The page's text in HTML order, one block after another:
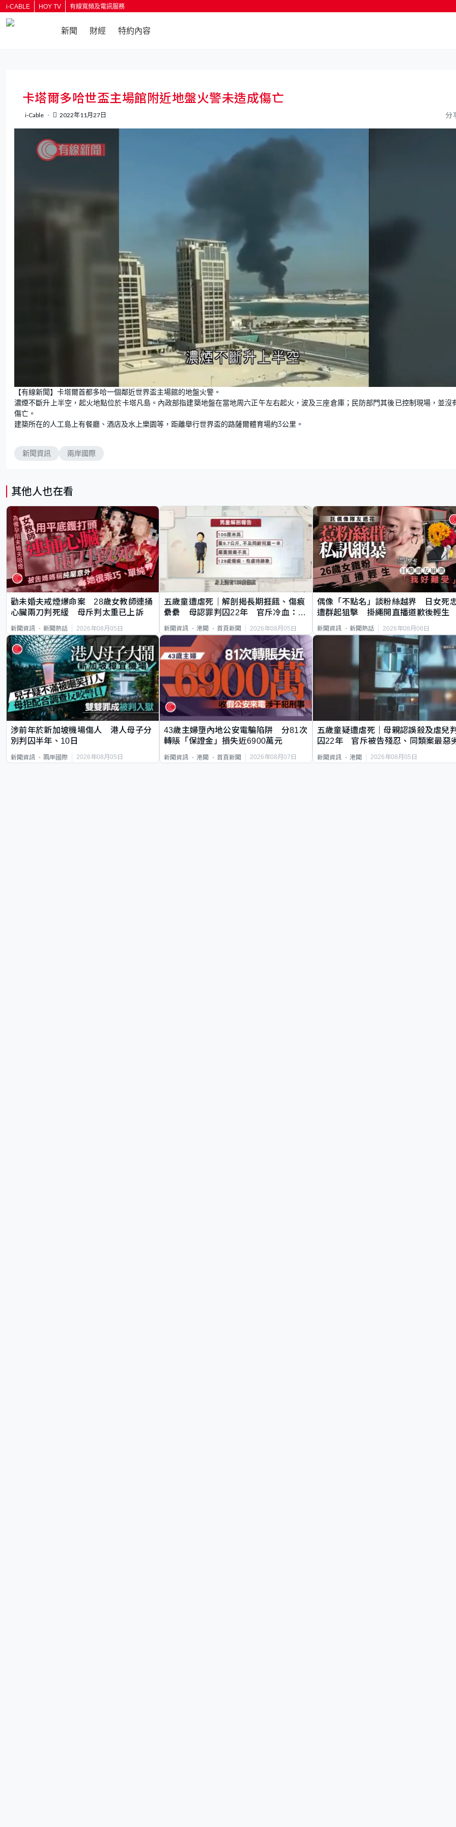
i-CABLE HOY TV 有線寬頻及電訊服務
新聞 財經 特約內容
卡塔爾多哈世盃主場館附近地盤火警未造成傷亡
i-Cable 2022年11月27日 分
n
m
u
t
e
o
e
d
0
0
【有線新聞】卡塔爾首都多哈一個鄰近世界盃主場館的地盤火警。
濃煙不斷升上半空，起火地點位於卡塔凡島。內政部指建築地盤在當地周六正午左右起火，波及三座倉庫；民防部門其後已控制現場，並沒
傷亡。
建築所在的人工島上有餐廳、酒店及水上樂園等，距離舉行世界盃的路薩爾體育場約3公里。
新聞資訊 兩岸國際
其他人也在看
勸未婚夫戒煙爆命案 28歲女教師連捅
心臟兩刀判死緩 母斥判太重已上訴
新聞資訊 新聞熱話 2026年08月05日
五歲童遭虐死｜解剖揭長期捱餓、傷痕
纍纍 母認罪判囚22年 官斥冷血：同
類案最惡劣
新聞資訊 港聞 首頁新聞 2026年08月05日
偶像「不點名」談粉絲越界 日女死
遭群起狙擊 掛繩開直播道歉後輕生
新聞資訊 新聞熱話 2026年08月06日
涉前年於新加坡機場傷人 港人母子分
別判囚半年、10日
新聞資訊 兩岸國際 2026年08月05日
43歲主婦墮內地公安電騙陷阱 分81次
轉賬「保證金」損失近6900萬元
新聞資訊 港聞 首頁新聞 2026年08月07日
五歲童疑遭虐死｜母親認誤殺及虐兒
囚22年 官斥被告殘忍、同類案最惡
新聞資訊 港聞 2026年08月05日